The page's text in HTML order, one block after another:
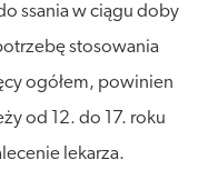
ssania w ciągu doby
stosowania
ogółem, powinien
od 12. do 17. roku
lekarza.